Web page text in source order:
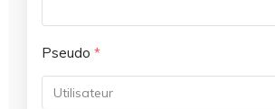
Pseudo *